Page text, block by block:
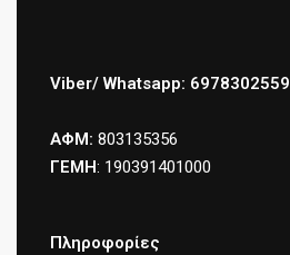
Viber/ Whatsapp: 6978302559
ΑΦΜ: 803135356
ΓΕΜΗ: 190391401000
Πληροφορίες